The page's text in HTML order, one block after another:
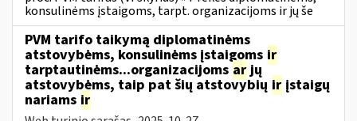
konsulinėms įstaigoms, tarpt. organizacijoms ir jų še
PVM tarifo taikymą diplomatinėms
atstovybėms, konsulinėms įstaigoms ir
tarptautinėms...organizacijoms arjų
atstovybėms, taip pat šių atstovybių ir įstaigų
nariams ir